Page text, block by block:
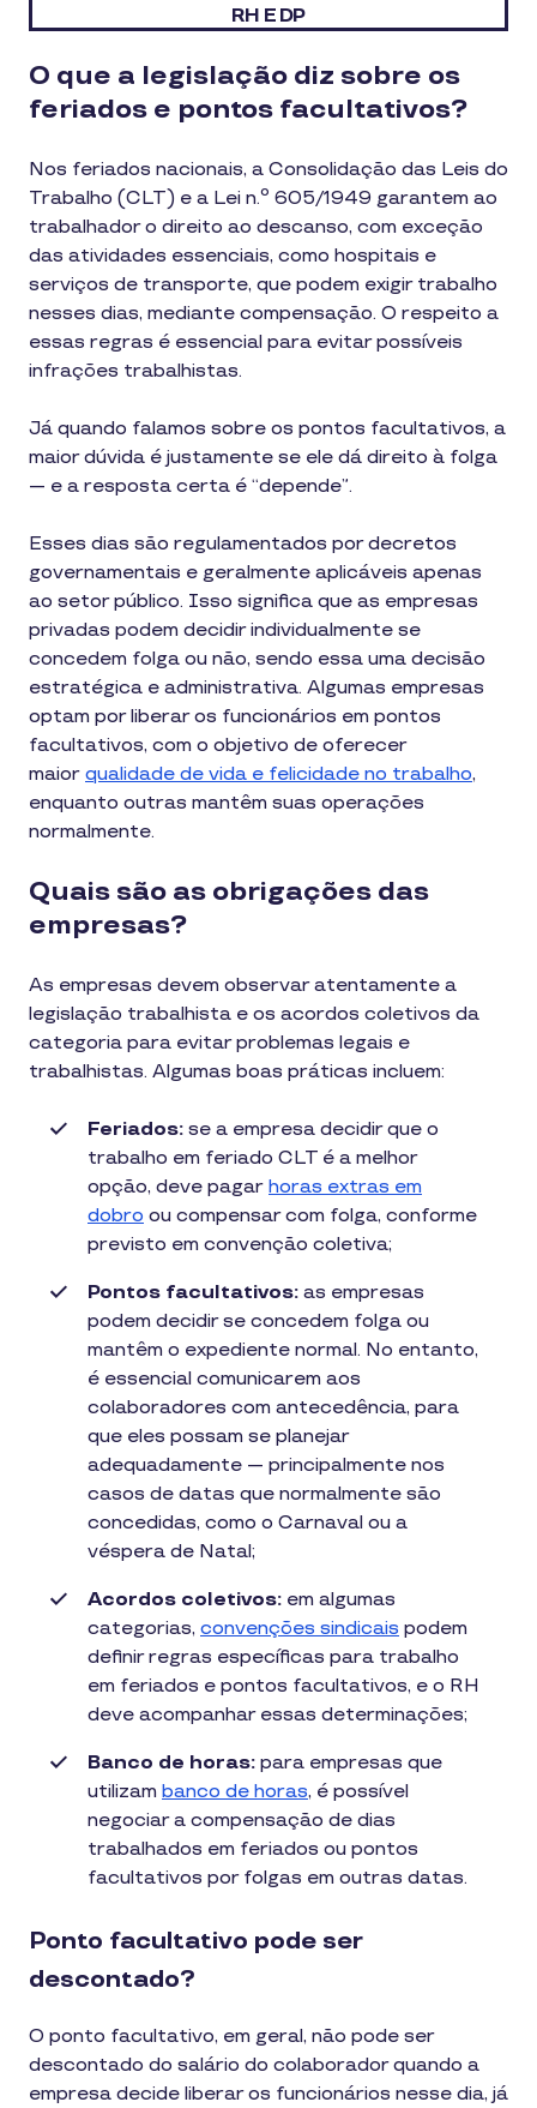
RH E DP
O que a legislação diz sobre os
feriados e pontos facultativos?
Nos feriados nacionais, a Consolidação das Leis do
Trabalho (CLT) e a Lei n.º 605/1949 garantem ao
trabalhador o direito ao descanso, com exceção
das atividades essenciais, como hospitais e
serviços de transporte, que podem exigir trabalho
nesses dias, mediante compensação. O respeito a
essas regras é essencial para evitar possíveis
infrações trabalhistas.
Já quando falamos sobre os pontos facultativos, a
maior dúvida é justamente se ele dá direito à folga
— e a resposta certa é “depende”.
Esses dias são regulamentados por decretos
governamentais e geralmente aplicáveis apenas
ao setor público. Isso significa que as empresas
privadas podem decidir individualmente se
concedem folga ou não, sendo essa uma decisão
estratégica e administrativa. Algumas empresas
optam por liberar os funcionários em pontos
facultativos, com o objetivo de oferecer
maior qualidade de vida e felicidade no trabalho,
enquanto outras mantêm suas operações
normalmente.
Quais são as obrigações das
empresas?
As empresas devem observar atentamente a
legislação trabalhista e os acordos coletivos da
categoria para evitar problemas legais e
trabalhistas. Algumas boas práticas incluem:
Feriados: se a empresa decidir que o
trabalho em feriado CLT é a melhor
opção, deve pagar horas extras em
dobro ou compensar com folga, conforme
previsto em convenção coletiva;
Pontos facultativos: as empresas
podem decidir se concedem folga ou
mantêm o expediente normal. No entanto,
é essencial comunicarem aos
colaboradores com antecedência, para
que eles possam se planejar
adequadamente — principalmente nos
casos de datas que normalmente são
concedidas, como o Carnaval ou a
véspera de Natal;
Acordos coletivos: em algumas
categorias, convenções sindicais podem
definir regras específicas para trabalho
em feriados e pontos facultativos, e o RH
deve acompanhar essas determinações;
Banco de horas: para empresas que
utilizam banco de horas, é possível
negociar a compensação de dias
trabalhados em feriados ou pontos
facultativos por folgas em outras datas.
Ponto facultativo pode ser
descontado?
O ponto facultativo, em geral, não pode ser
descontado do salário do colaborador quando a
empresa decide liberar os funcionários nesse dia, já